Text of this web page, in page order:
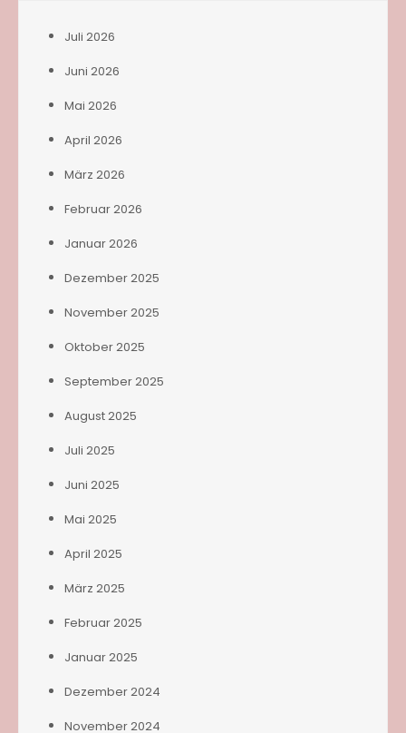
Juli 2026
Juni 2026
Mai 2026
April 2026
März 2026
Februar 2026
Januar 2026
Dezember 2025
November 2025
Oktober 2025
September 2025
August 2025
Juli 2025
Juni 2025
Mai 2025
April 2025
März 2025
Februar 2025
Januar 2025
Dezember 2024
November 2024